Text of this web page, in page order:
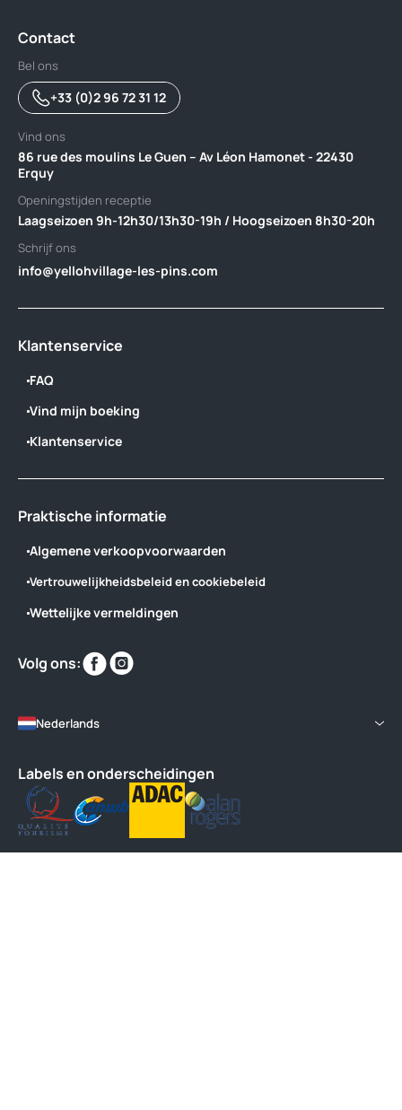
Contact
Bel ons
+33 (0)2 96 72 31 12
Vind ons
86 rue des moulins Le Guen – Av Léon Hamonet - 22430
Erquy
Openingstijden receptie
Laagseizoen 9h-12h30/13h30-19h / Hoogseizoen 8h30-20h
Schrijf ons
info@yellohvillage-les-pins.com
Klantenservice
FAQ
Vind mijn boeking
Klantenservice
Praktische informatie
Algemene verkoopvoorwaarden
Vertrouwelijkheidsbeleid en cookiebeleid
Wettelijke vermeldingen
Volg ons:
Vind
ons
Nederlands
Labels en onderscheidingen